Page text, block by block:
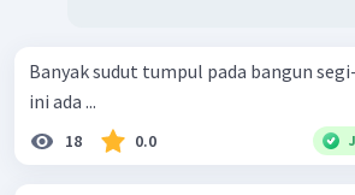
Banyak sudut tumpul pada bangun
ini ada ...
18 0.0